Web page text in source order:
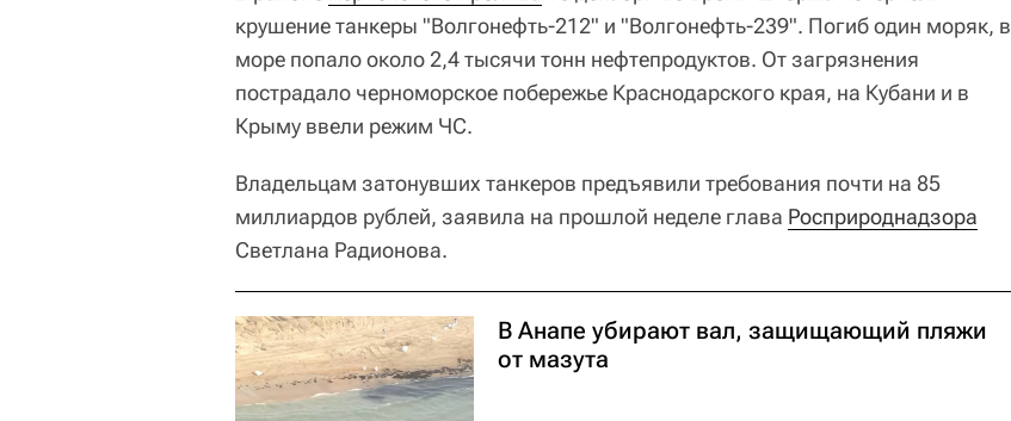
крушение танкеры "Волгонефть-212" и "Волгонефть-239". Погиб один моряк, в
море попало около 2,4 тысячи тонн нефтепродуктов. От загрязнения
пострадало черноморское побережье Краснодарского края, на Кубани и в
Крыму ввели режим ЧС.
Владельцам затонувших танкеров предъявили требования почти на 85
миллиардов рублей, заявила на прошлой неделе глава Росприроднадзора
Светлана Радионова.
В Анапе убирают вал, защищающий пляжи
от мазута